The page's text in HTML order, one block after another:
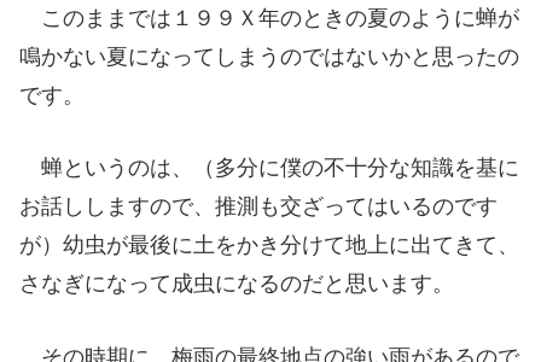
このままでは１９９Ｘ年のときの夏のように蝉が
鳴かない夏になってしまうのではないかと思ったの
です。
蝉というのは、（多分に僕の不十分な知識を基に
お話ししますので、推測も交ざってはいるのです
が）幼虫が最後に土をかき分けて地上に出てきて、
さなぎになって成虫になるのだと思います。